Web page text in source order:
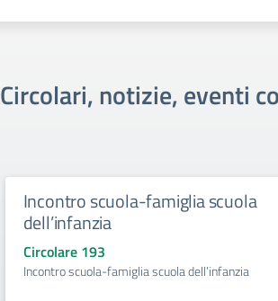
Circolari, notizie, eventi
Incontro scuola-famiglia scuola
dell’infanzia
Circolare 193
Incontro scuola-famiglia scuola dell’infanzia